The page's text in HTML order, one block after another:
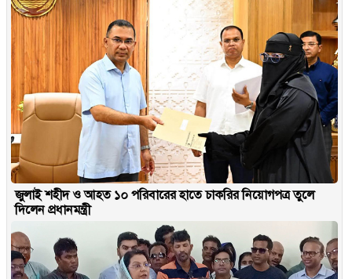
জুলাই শহীদ ও আহত ১০ পরিবারের হাতে চাকরির নিয়োগপত্র তুলে
দিলেন প্রধানমন্ত্রী